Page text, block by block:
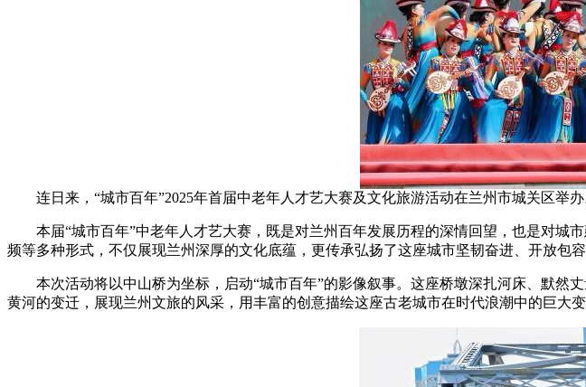
连日来，“城市百年”2025年首届中老年人才艺大赛及文化旅游活动在兰州市城关区举
本届“城市百年”中老年人才艺大赛，既是对兰州百年发展历程的深情回望，也是对城
频等多种形式，不仅展现兰州深厚的文化底蕴，更传承弘扬了这座城市坚韧奋进、开放包容
本次活动将以中山桥为坐标，启动“城市百年”的影像叙事。这座桥墩深扎河床、默然
黄河的变迁，展现兰州文旅的风采，用丰富的创意描绘这座古老城市在时代浪潮中的巨大变